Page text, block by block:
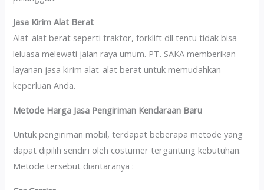
Jasa Kirim Alat Berat
Alat-alat berat seperti traktor, forklift dll tentu tidak bisa
leluasa melewati jalan raya umum. PT. SAKA memberikan
layanan jasa kirim alat-alat berat untuk memudahkan
keperluan Anda.
Metode Harga Jasa Pengiriman Kendaraan Baru
Untuk pengiriman mobil, terdapat beberapa metode yang
dapat dipilih sendiri oleh costumer tergantung kebutuhan.
Metode tersebut diantaranya :